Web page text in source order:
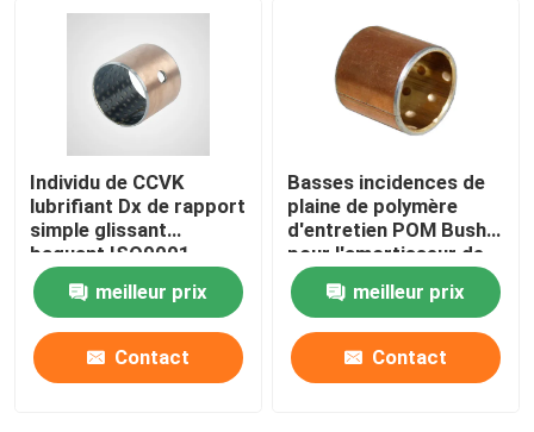
Individu de CCVK
lubrifiant Dx de rapport
simple glissant
baguant ISO9001
approuvé
meilleur prix
Contact
Basses incidences de
plaine de polymère
d'entretien POM Bush
pour l'amortisseur de
motocyclette
meilleur prix
Contact